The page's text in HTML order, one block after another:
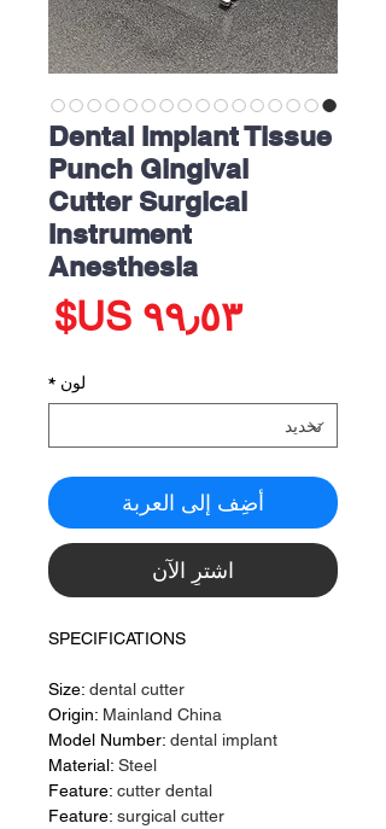
Dental Implant Tissue
Punch Gingival
Cutter Surgical
Instrument
Anesthesia
لون *
أضِف إلى العربة
اشترِ الآن
SPECIFICATIONS
Size: dental cutter
Origin: Mainland China
Model Number: dental implant
Material: Steel
Feature: cutter dental
Feature: surgical cutter